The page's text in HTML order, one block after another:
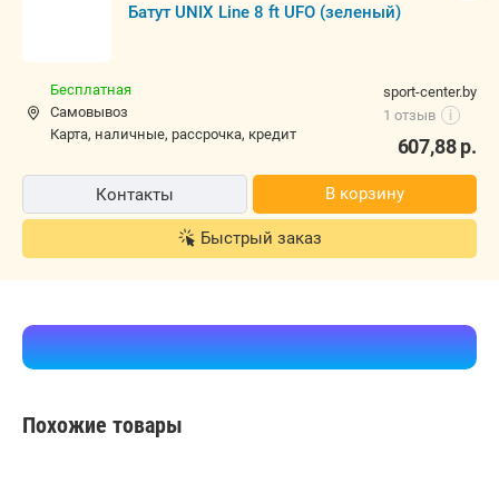
Батут UNIX Line 8 ft UFO (зеленый)
sport-center.by
1 отзыв
i
Бесплатная
Самовывоз
карта, наличные, рассрочка, кредит
607,88р.
Контакты В корзину
Быстрый заказ
Похожие товары